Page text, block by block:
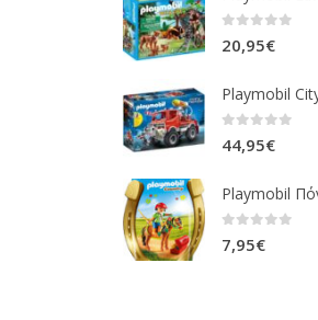
20,95€
44,95€
7,95€